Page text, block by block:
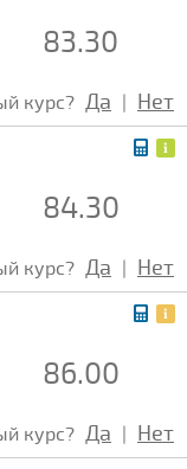
83.30
курс? Да | Нет
84.30
курс? Да | Нет
86.00
курс? Да | Нет